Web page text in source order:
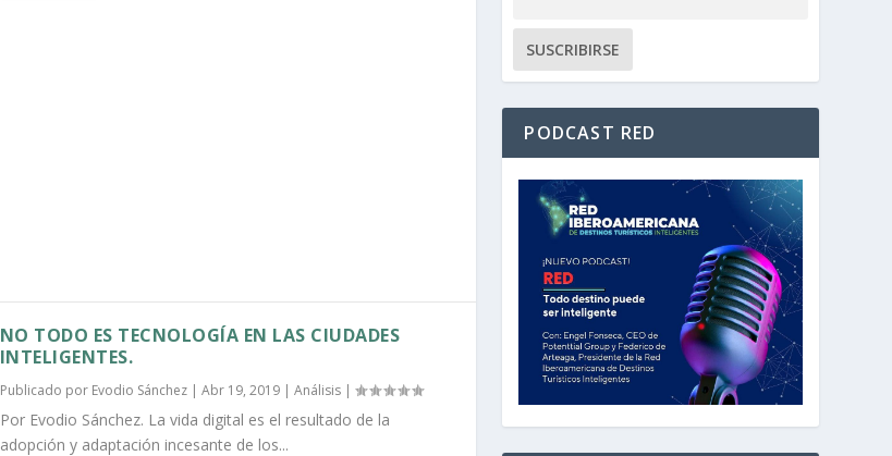
NO TODO ES TECNOLOGÍA EN LAS CIUDADES
INTELIGENTES.
Publicado por Evodio Sánchez| Abr 19, 2019| Análisis|
Por Evodio Sánchez. La vida digital es el resultado de la
adopción y adaptación incesante de los...
PODCAST RED